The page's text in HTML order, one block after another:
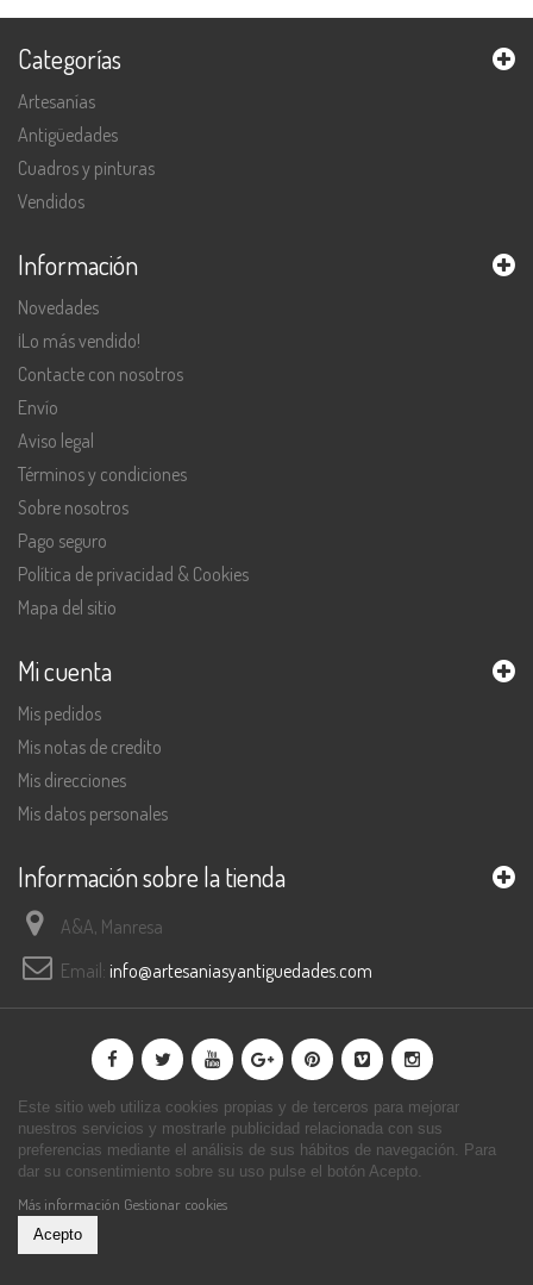
Categorías
Artesanías
Antigüedades
Cuadros y pinturas
Vendidos
Información
Novedades
¡Lo más vendido!
Contacte con nosotros
Envío
Aviso legal
Términos y condiciones
Sobre nosotros
Pago seguro
Política de privacidad & Cookies
Mapa del sitio
Mi cuenta
Mis pedidos
Mis notas de credito
Mis direcciones
Mis datos personales
Información sobre la tienda
A&A, Manresa
Email: info@artesaniasyantiguedades.com
Este sitio web utiliza cookies propias y de terceros para mejorar
nuestros servicios y mostrarle publicidad relacionada con sus
preferencias mediante el análisis de sus hábitos de navegación. Para
dar su consentimiento sobre su uso pulse el botón Acepto.
Más información Gestionar cookies
Acepto